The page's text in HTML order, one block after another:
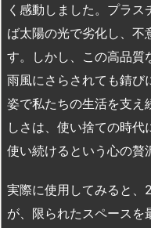
く感動しました。プラス
ば太陽の光で劣化し、不
す。しかし、この高品質
雨風にさらされても錆び
姿で私たちの生活を支え
しさは、使い捨ての時
使い続けるという心の贅
実際に使用してみると、
が、限られたスペースを